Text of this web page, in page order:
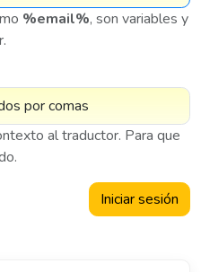
%email%, son variables y
al traductor. Para que
Iniciar sesión